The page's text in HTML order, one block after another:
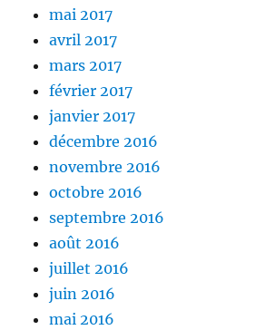
mai 2017
avril 2017
mars 2017
février 2017
janvier 2017
décembre 2016
novembre 2016
octobre 2016
septembre 2016
août 2016
juillet 2016
juin 2016
mai 2016